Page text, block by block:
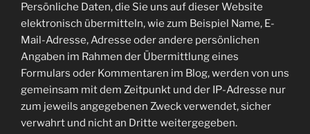
Persönliche Daten, die Sie uns auf dieser Website
elektronisch übermitteln, wie zum Beispiel Name, E-
Mail-Adresse, Adresse oder andere persönlichen
Angaben im Rahmen der Übermittlung eines
Formulars oder Kommentaren im Blog, werden von uns
gemeinsam mit dem Zeitpunkt und der IP-Adresse nur
zum jeweils angegebenen Zweck verwendet, sicher
verwahrt und nicht an Dritte weitergegeben.